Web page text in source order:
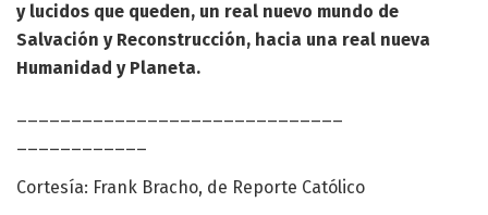
y lucidos que queden, un real nuevo mundo de
Salvación y Reconstrucción, hacia una real nueva
Humanidad y Planeta.
Cortesía: Frank Bracho, de Reporte Católico